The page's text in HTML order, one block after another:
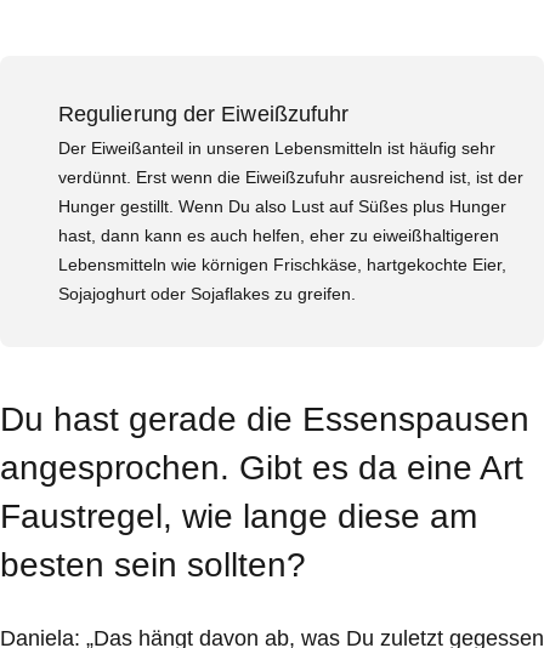
Regulierung der Eiweißzufuhr
Der Eiweißanteil in unseren Lebensmitteln ist häufig sehr
verdünnt. Erst wenn die Eiweißzufuhr ausreichend ist, ist der
Hunger gestillt. Wenn Du also Lust auf Süßes plus Hunger
hast, dann kann es auch helfen, eher zu eiweißhaltigeren
Lebensmitteln wie körnigen Frischkäse, hartgekochte Eier,
Sojajoghurt oder Sojaflakes zu greifen.
Du hast gerade die Essenspausen
angesprochen. Gibt es da eine Art
Faustregel, wie lange diese am
besten sein sollten?
Daniela: „Das hängt davon ab, was Du zuletzt gegessen